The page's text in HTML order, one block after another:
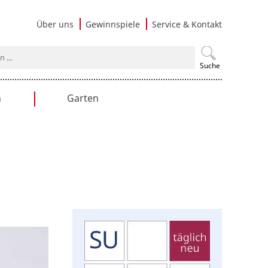
Über uns Gewinnspiele Service & Kontakt
Suche
Garten